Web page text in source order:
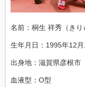
名前：桐生 祥秀（きり
生年月日：1995年12月
出身地：滋賀県彦根市
血液型：O型